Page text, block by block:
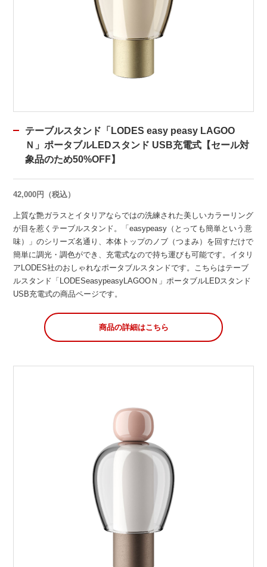
テーブルスタンド「LODES easy peasy LAGOO
Ｎ」ポータブルLEDスタンド USB充電式【セール対
象品のため50%OFF】
42,000円（税込）
上質な艶ガラスとイタリアならではの洗練された美しいカラーリング
が目を惹くテーブルスタンド。「easypeasy（とっても簡単という意
味）」のシリーズ名通り、本体トップのノブ（つまみ）を回すだけで
簡単に調光・調色ができ、充電式なので持ち運びも可能です。イタリ
アLODES社のおしゃれなポータブルスタンドです。こちらはテーブ
ルスタンド「LODESeasypeasyLAGOOＮ」ポータブルLEDスタンド
USB充電式の商品ページです。
商品の詳細はこちら